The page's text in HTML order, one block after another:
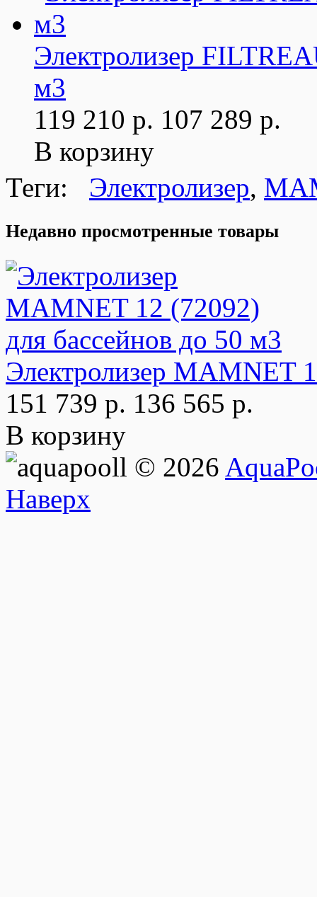
Электролизер
м3
119 210 р. 107 289 р.
В корзину
Теги: Электролизер,
Недавно просмотренные товары
Электролизер MAMNET
151 739 р. 136 565 р.
В корзину
© 2026
Наверх